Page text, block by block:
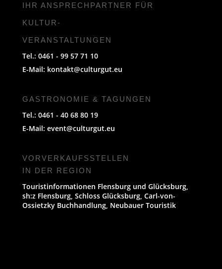
IHR ANSPRECHPARTNER FÜR
KULTUR-
VERANSTALTUNGEN
Tel.: 0461 - 99 57 71 10
E-Mail: kontakt@culturgut.eu
GASTRONOMIE & TAGUNGEN
Tel.: 0461 - 40 68 80 19
E-Mail: event@culturgut.eu
VORVERKAUFS­STELLEN
IN DER REGION
Touristinformationen Flensburg und Glücksburg,
sh:z Flensburg, Schloss Glücksburg, Carl-von-
Ossietzky Buchhandlung, Neubauer Touristik